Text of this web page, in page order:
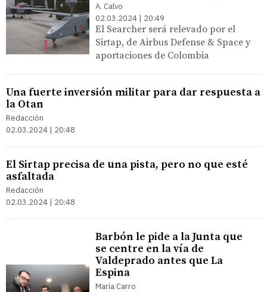
A. Calvo
02.03.2024 | 20:49
El Searcher será relevado por el
Sirtap, de Airbus Defense & Space y
aportaciones de Colombia
Una fuerte inversión militar para dar respuesta a
la Otan
Redacción
02.03.2024 | 20:48
El Sirtap precisa de una pista, pero no que esté
asfaltada
Redacción
02.03.2024 | 20:48
Barbón le pide a la Junta que
se centre en la vía de
Valdeprado antes que La
Espina
María Carro